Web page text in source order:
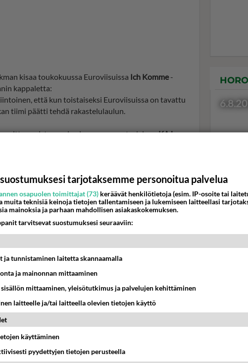
kisaa toukokuussa Euroviisuissa Ich Komme-
kappaletta:
että kun toistaiseksi Euroviisuissa on tavattu
tiimi päätti tehdä rakastelulaulun.
voittaa naisten sarjan ja suomenruotsalainenKAJ
Maria Veitola -ohjelmassa v. 2018. Takapenkillä toimittaja
Valitse
tarjotaksemme personoitua palvelua
osapuolen toimittajat (73) keräävät henkilötietoja (esim. IP-osoite tai
muita teknisiä keinoja tietojen tallentamiseen ja lukemiseen laitteellasi
mainoksia ja parhaan mahdollisen asiakaskokemuksen.
tarvitsevat suostumuksesi seuraaviin:
ja tunnistaminen laitetta skannaamalla
ja mainonnan mittaaminen
mittaaminen, yleisötutkimus ja palvelujen kehittäminen
laitteelle ja/tai laitteella olevien tietojen käyttö
käyttäminen
pyydettyjen tietojen perusteella